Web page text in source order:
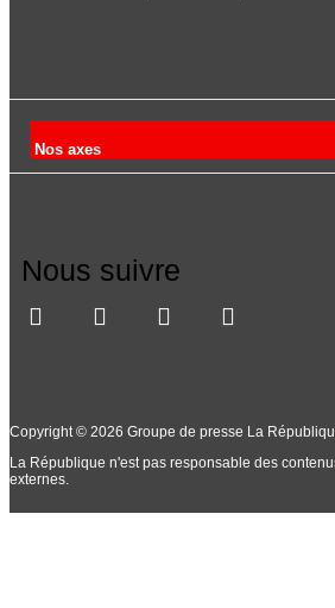
Nos axes
Nous suivre
Copyright © 2026 Groupe de presse La
La République n'est pas responsable des
externes.